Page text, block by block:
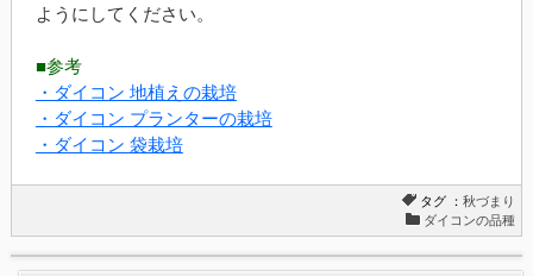
ようにしてください。
■参考
・ダイコン 地植えの栽培
・ダイコン プランターの栽培
・ダイコン 袋栽培
タグ ：秋づまり
ダイコンの品種